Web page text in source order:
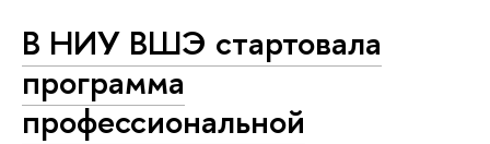
В НИУ ВШЭ стартовала
программа
профессиональной